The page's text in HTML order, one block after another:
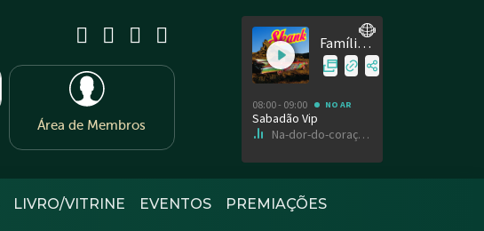
Área de Membros
LIVRO/VITRINE EVENTOS PREMIAÇÕES